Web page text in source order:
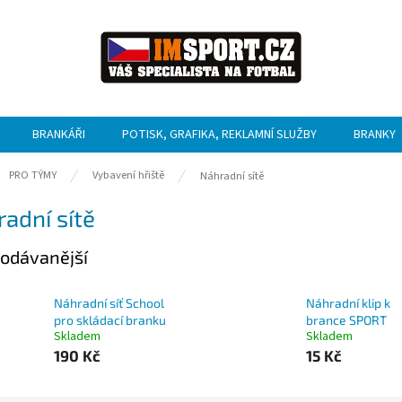
BRANKÁŘI POTISK, GRAFIKA, REKLAMNÍ SLUŽBY BRANKY
PRO TÝMY Vybavení hřiště Náhradní sítě
sítě
Náhradní síť School
pro skládací branku
Skladem
190 Kč
Náhradní klip k
brance SPORT
Skladem
15 Kč